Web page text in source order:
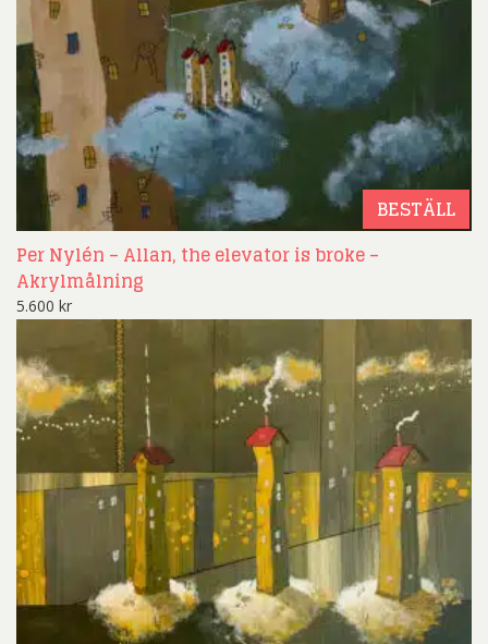
BESTÄLL
Per Nylén – Allan, the elevator is broke –
Akrylmålning
5.600 kr